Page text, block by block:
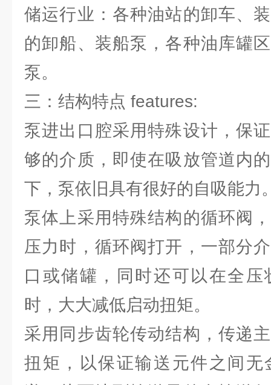
储运行业：各种油站的卸车、
的卸船、装船泵，各种油库罐
泵。
三：结构特点 features:
泵进出口腔采用特殊设计，保
够的介质，即使在吸放管道内
下，泵依旧具有很好的自吸能力
泵体上采用特殊结构的循环阀
压力时，循环阀打开，一部分
口或储罐，同时还可以在全
时，大大减低启动扭矩。
采用同步齿轮传动结构，传递
扭矩，以保证输送元件之间无